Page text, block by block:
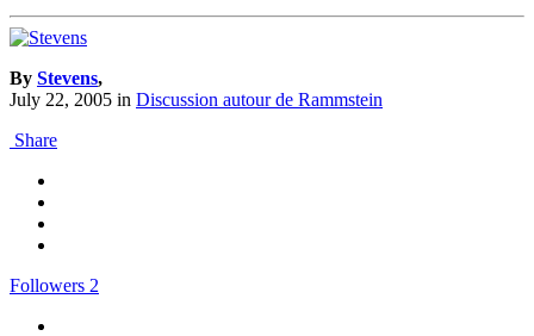
By Stevens,
July 22, 2005 in Discussion autour de Rammstein
Share
Followers 2